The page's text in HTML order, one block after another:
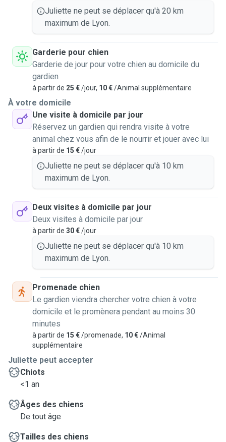
Juliette ne peut se déplacer qu'à 20 km
maximum de Lyon.
Garderie pour chien
Garderie de jour pour votre chien au domicile du
gardien
à partir de 25 €/jour, 10 €/Animal supplémentaire
À votre domicile
Une visite à domicile par jour
Réservez un gardien qui rendra visite à votre
animal chez vous afin de le nourrir et jouer avec lui
à partir de 15 €/jour
Juliette ne peut se déplacer qu'à 10 km
maximum de Lyon.
Deux visites à domicile par jour
Deux visites à domicile par jour
à partir de 30 €/jour
Juliette ne peut se déplacer qu'à 10 km
maximum de Lyon.
Promenade chien
Le gardien viendra chercher votre chien à votre
domicile et le promènera pendant au moins 30
minutes
à partir de 15 €/promenade, 10 €/Animal
supplémentaire
Juliette peut accepter
Chiots
<1 an
Âges des chiens
De tout âge
Tailles des chiens